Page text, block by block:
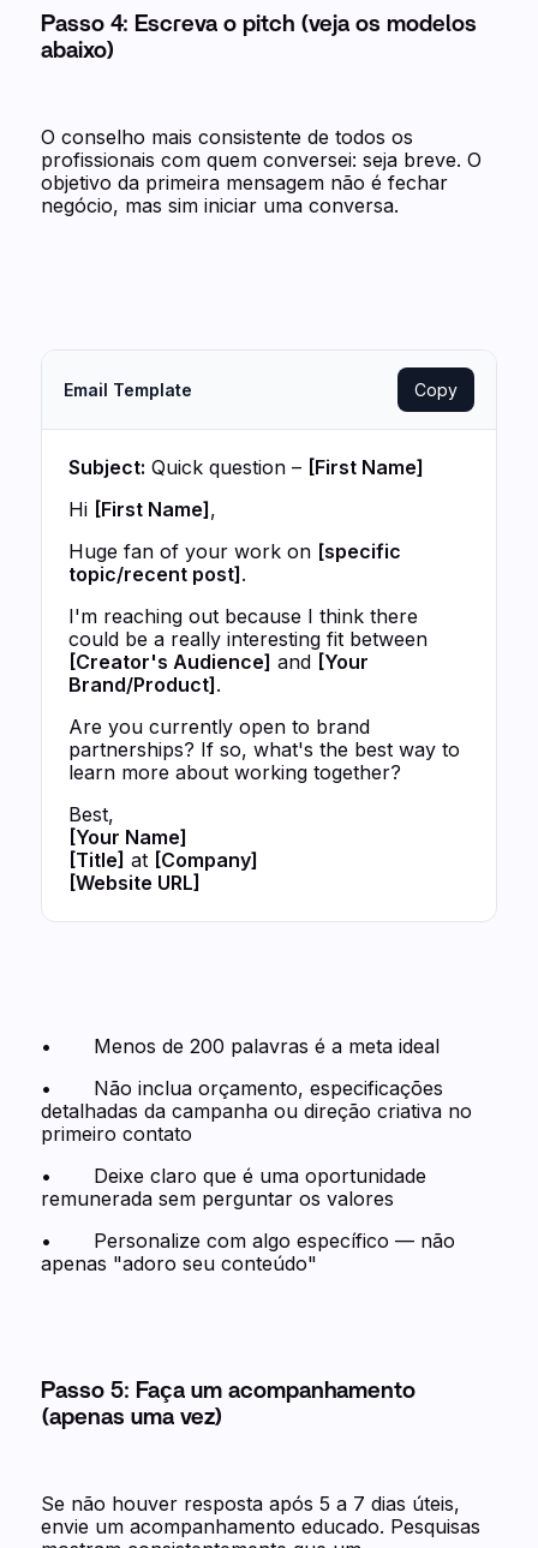
Passo 4: Escreva o pitch (veja os modelos
abaixo)
O conselho mais consistente de todos os
profissionais com quem conversei: seja breve. O
objetivo da primeira mensagem não é fechar
negócio, mas sim iniciar uma conversa.
Email Template Copy
Subject: Quick question – [First Name]
Hi [First Name],
Huge fan of your work on [specific
topic/recent post].
I'm reaching out because I think there
could be a really interesting fit between
[Creator's Audience] and [Your
Brand/Product].
Are you currently open to brand
partnerships? If so, what's the best way to
learn more about working together?
Best,
[Your Name]
[Title] at [Company]
[Website URL]
• Menos de 200 palavras é a meta ideal
• Não inclua orçamento, especificações
detalhadas da campanha ou direção criativa no
primeiro contato
• Deixe claro que é uma oportunidade
remunerada sem perguntar os valores
• Personalize com algo específico — não
apenas "adoro seu conteúdo"
Passo 5: Faça um acompanhamento
(apenas uma vez)
Se não houver resposta após 5 a 7 dias úteis,
envie um acompanhamento educado. Pesquisas